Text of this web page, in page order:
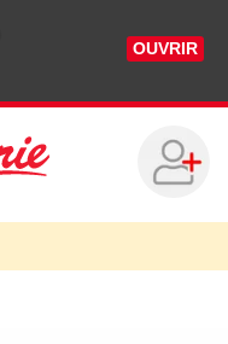
OUVRIR